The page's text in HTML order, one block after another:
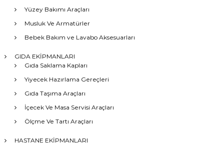
Yüzey Bakımı Araçları
Musluk Ve Armatürler
Bebek Bakım ve Lavabo Aksesuarları
GIDA EKİPMANLARI
Gıda Saklama Kapları
Yiyecek Hazırlama Gereçleri
Gıda Taşıma Araçları
İçecek Ve Masa Servisi Araçları
Ölçme Ve Tartı Araçları
HASTANE EKİPMANLARI